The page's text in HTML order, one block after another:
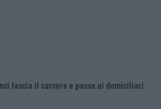
lascia il carcere e passa ai domiciliari